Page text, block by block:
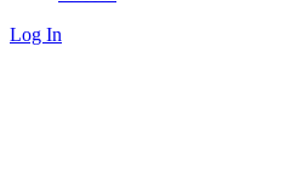
Log In